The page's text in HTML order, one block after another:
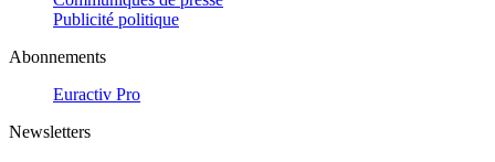
Publicité politique
Abonnements
Euractiv Pro
Newsletters